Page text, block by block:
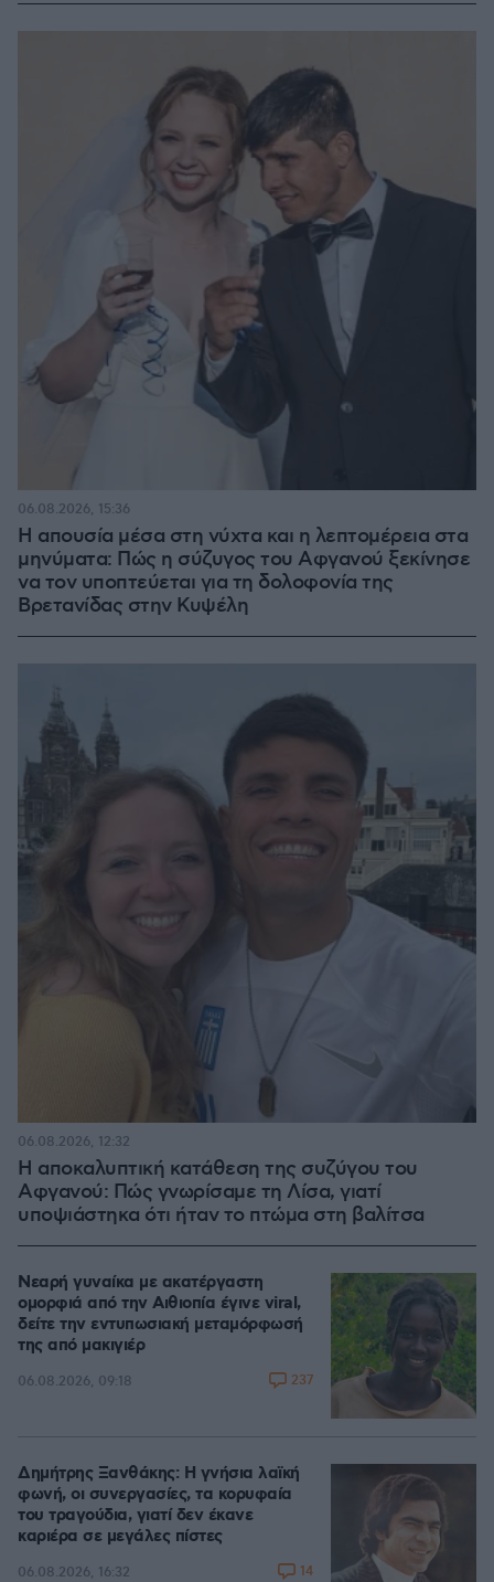
Η απουσία μέσα στη νύχτα και η λεπτομέρεια στα
μηνύματα: Πώς η σύζυγος του Αφγανού ξεκίνησε
να τον υποπτεύεται για τη δολοφονία της
Βρετανίδας στην Κυψέλη
06.08.2026, 15:36
Η αποκαλυπτική κατάθεση της συζύγου του
Αφγανού: Πώς γνωρίσαμε τη Λίσα, γιατί
υποψιάστηκα ότι ήταν το πτώμα στη βαλίτσα
06.08.2026, 12:32
Νεαρή γυναίκα με ακατέργαστη
ομορφιά από την Αιθιοπία έγινε viral,
δείτε την εντυπωσιακή μεταμόρφωσή
της από μακιγιέρ
06.08.2026, 09:18 237
Δημήτρης Ξανθάκης: Η γνήσια λαϊκή
φωνή, οι συνεργασίες, τα κορυφαία
του τραγούδια, γιατί δεν έκανε
καριέρα σε μεγάλες πίστες
06.08.2026, 16:32 14